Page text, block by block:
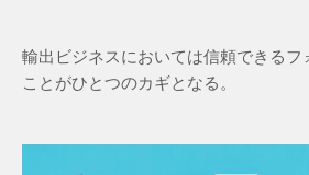
輸出ビジネスにおいては信頼できるフ
ことがひとつのカギとなる。